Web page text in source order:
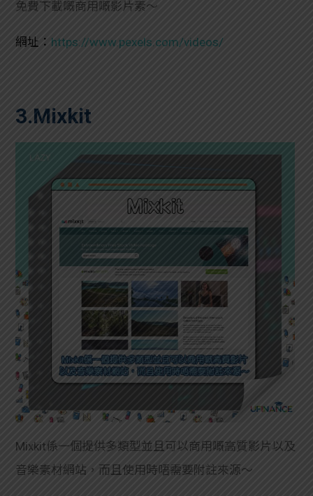
免費下載嘅商用嘅影片素～
網址： https://www.pexels.com/videos/
3.Mixkit
Mixkit係一個提供多類型並且可以商用嘅高質影片以及
音樂素材網站，而且使用時唔需要附註來源～